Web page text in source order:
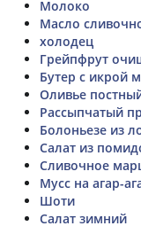
Молоко
Масло
холодец
Грейпфрут
Бутер с икрой
Оливье
Рассыпчатый
Болоньезе из
Салат из
Сливочное
Мусс на агар-
Шоти
Салат зимний